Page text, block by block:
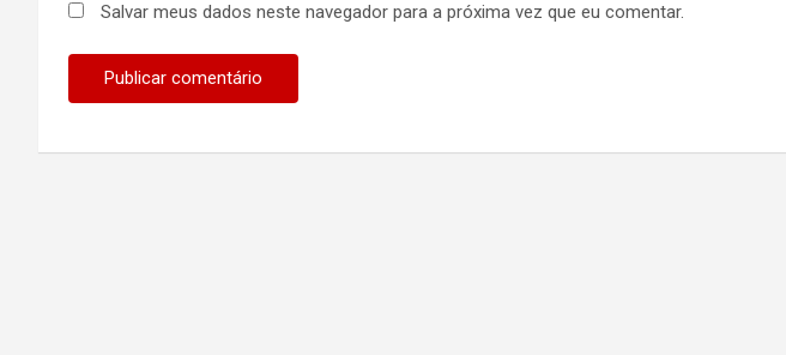
Salvar meus dados neste navegador para a próxima vez que eu comentar.